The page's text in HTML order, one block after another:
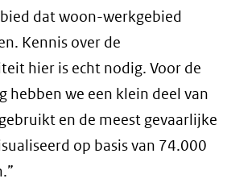
dat woon-werkgebied
Kennis over de
hier is echt nodig. Voor de
hebben we een klein deel van
en de meest gevaarlijke
op basis van 74.000